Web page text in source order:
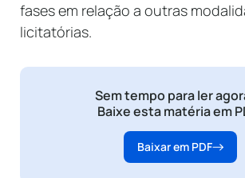
fases em relação a outras
licitatórias.
Sem tempo para ler
Baixe esta matéria em
Baixar em PDF